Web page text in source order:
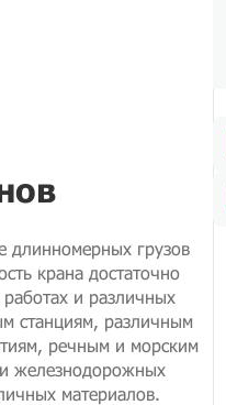
длинномерных грузов
крана достаточно
и различных
станциям, различным
речным и морским
железнодорожных
материалов.